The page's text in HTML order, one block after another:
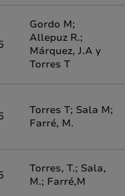
Gordo M;
Allepuz R.;
Márquez, J.A y
Torres T
Torres T; Sala M;
Farré, M.
Torres, T.; Sala,
M.; Farré,M